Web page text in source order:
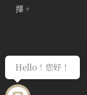
擇。
Hello！您好！